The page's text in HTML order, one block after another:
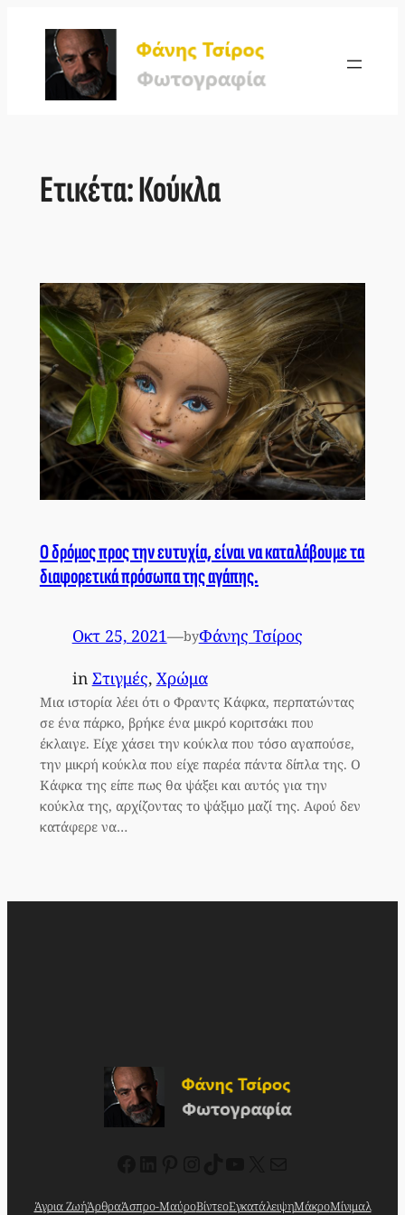
περιεχόμενο
Ετικέτα:Κούκλα
Ο δρόμος προς την ευτυχία, είναι να καταλάβουμε τα
διαφορετικά πρόσωπα της αγάπης.
Οκτ 25, 2021—byΦάνης Τσίρος
in Στιγμές, Χρώμα
Μια ιστορία λέει ότι ο Φραντς Κάφκα, περπατώντας
σε ένα πάρκο, βρήκε ένα μικρό κοριτσάκι που
έκλαιγε. Είχε χάσει την κούκλα που τόσο αγαπούσε,
την μικρή κούκλα που είχε παρέα πάντα δίπλα της. Ο
Κάφκα της είπε πως θα ψάξει και αυτός για την
κούκλα της, αρχίζοντας το ψάξιμο μαζί της. Αφού δεν
κατάφερε να…
Άγρια ΖωήΆρθραΆσπρο-ΜαύροΒίντεοΕγκατάλειψηΜάκροΜίνιμαλ